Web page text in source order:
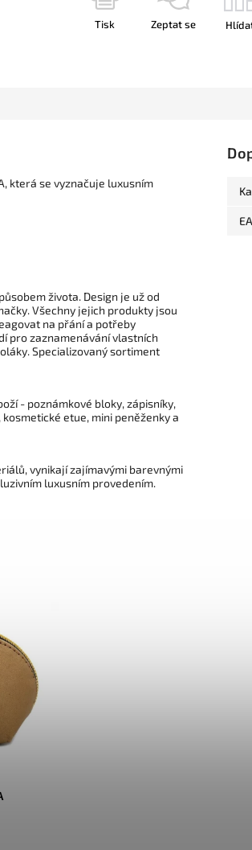
Tisk Zeptat se
která se vyznačuje luxusním
života. Design je už od
Všechny jejich produkty jsou
na přání a potřeby
pro zaznamenávání vlastních
Specializovaný sortiment
- poznámkové bloky, zápisníky,
etue, mini peněženky a
vynikají zajímavými barevnými
luxusním provedením.